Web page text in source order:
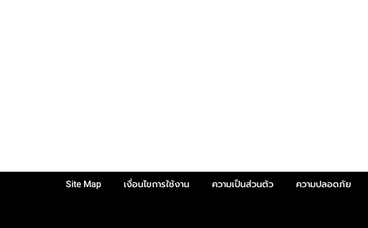
Site Map เงื่อนไขการใช้งาน ความเป็นส่วนตัว
ความปลอดภัย